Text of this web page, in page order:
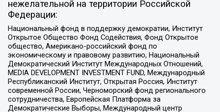
нежелательной на территории Российской
Федерации:
Национальный фонд в поддержку демократии, Институт
Открытое Общество Фонд Содействия, Фонд Открытое
общество, Американо-российский фонд по
экономическому и правовому развитию, Национальный
Демократический Институт Международных Отношений,
MEDIA DEVELOPMENT INVESTMENT FUND, Международный
Республиканский Институт, Открытая Россия, Институт
современной России, Черноморский фонд регионального
сотрудничества, Европейская Платформа за
Демократические Выборы, Международный центр